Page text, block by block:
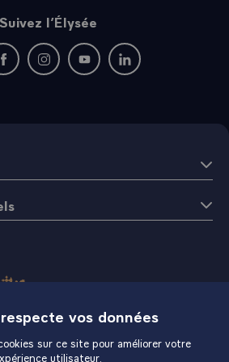
Suivez l’Élysée
fenêtre : rejoignez-nous sur Twitter
Nouvelle fenêtre : rejoignez-nous sur
Nouvelle fenêtre : rejoignez-nous
Nouvelle fenêtre :
Nouvelle fenêtre :
respecte vos données
sur ce site pour améliorer votre
utilisateur.